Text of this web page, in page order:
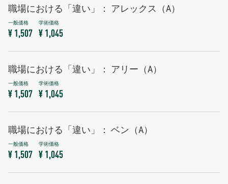
職場における「違い」： アレックス（A）
¥ 1,507 ¥ 1,045
職場における「違い」： アリー（A）
¥ 1,507 ¥ 1,045
職場における「違い」： ベン（A）
¥ 1,507 ¥ 1,045